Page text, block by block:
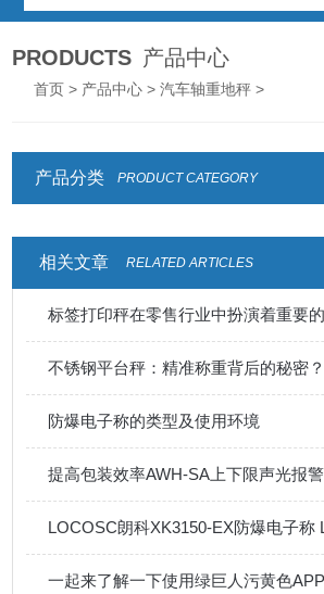
PRODUCTS 产品中心
首页 > 产品中心 >汽车轴重地秤 >
产品分类 PRODUCT CATEGORY
相关文章 RELATED ARTICLES
标签打印秤在零售行业中扮演着重要
不锈钢平台秤：精准称重背后的秘密？
防爆电子称的类型及使用环境
提高包装效率AWH-SA上下限声光报
LOCOSC朗科XK3150-EX防爆电子称
一起来了解一下使用绿巨人污黄色